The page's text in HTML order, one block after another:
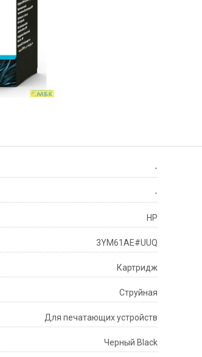
-
-
HP
3YM61AE#UUQ
Картридж
Струйная
Для печатающих устройств
Черный Black